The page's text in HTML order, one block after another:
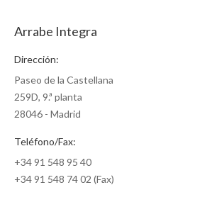
Arrabe Integra
Dirección:
Paseo de la Castellana
259D, 9.ª planta
28046 - Madrid
Teléfono/Fax:
+34 91 548 95 40
+34 91 548 74 02 (Fax)